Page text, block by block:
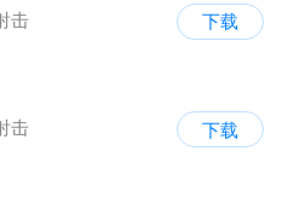
击
下载
击
下载